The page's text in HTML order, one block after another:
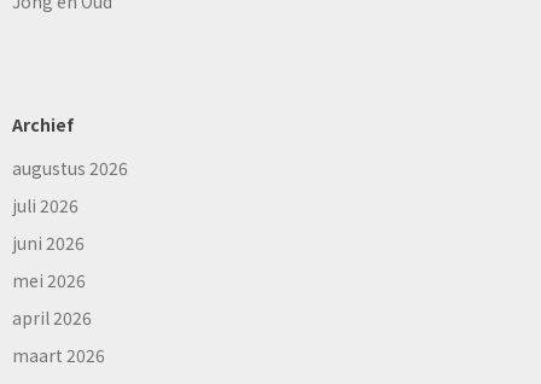
Archief
augustus 2026
juli 2026
juni 2026
mei 2026
april 2026
maart 2026